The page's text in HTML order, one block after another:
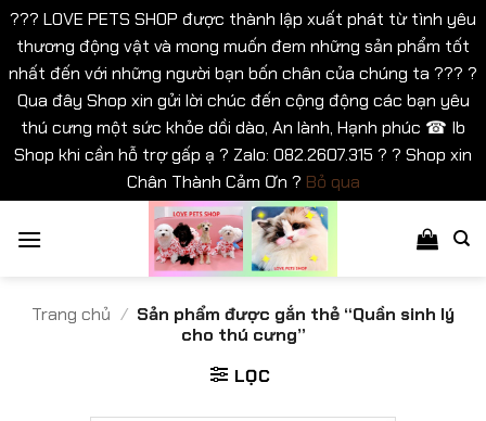
??? LOVE PETS SHOP được thành lập xuất phát từ tình yêu
thương động vật và mong muốn đem những sản phẩm tốt
nhất đến với những người bạn bốn chân của chúng ta ??? ?
Qua đây Shop xin gửi lời chúc đến cộng động các bạn yêu
thú cưng một sức khỏe dồi dào, An lành, Hạnh phúc ☎ Ib
Shop khi cần hỗ trợ gấp ạ ? Zalo: 082.2607.315 ? ? Shop xin
Chân Thành Cảm Ơn ? Bỏ qua
qua
Trang chủ / Sản phẩm được gắn thẻ “Quần sinh lý
cho thú cưng”
LỌC